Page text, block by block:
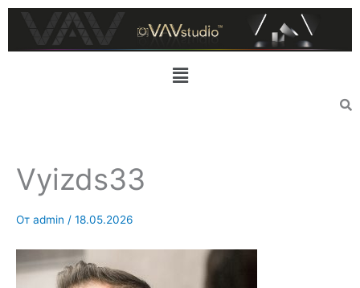
Перейти
содержимому
Меню
Vyizds33
От admin / 18.05.2026